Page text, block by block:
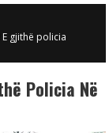
gjithë policia
Policia Në